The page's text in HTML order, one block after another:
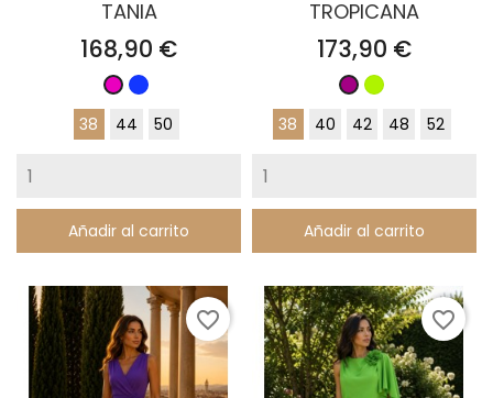
TANIA
Precio
168,90 €
FucsiaAzul
Klein
38 44 50
Añadir al carrito
TROPICANA
Precio
173,90 €
Buganvilla
Lima
38
40 42 48 52
Añadir al carrito
favorite_border favorite_border